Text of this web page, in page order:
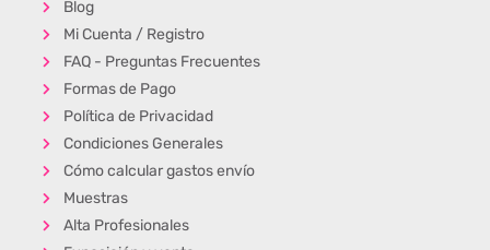
Blog
Mi Cuenta / Registro
FAQ - Preguntas Frecuentes
Formas de Pago
Política de Privacidad
Condiciones Generales
Cómo calcular gastos envío
Muestras
Alta Profesionales